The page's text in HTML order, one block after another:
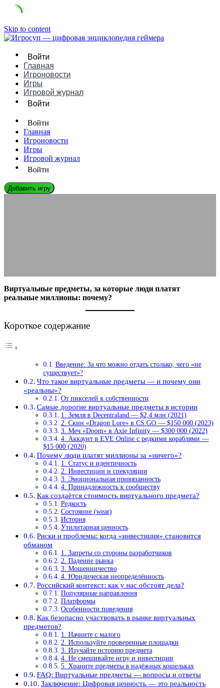
Skip to content
Войти
Главная
Игроновости
Игры
Игровой журнал
Войти
Войти
Главная
Игроновости
Игры
Игровой журнал
Войти
Добавить игру
Виртуальные предметы, за которые люди платят
реальные миллионы: почему?
Короткое содержание
Введение: За что можно отдать столько, чего «не
существует»?
Что такое виртуальные предметы — и почему они
«реальны»?
От пикселей к собственности
Самые дорогие виртуальные предметы в истории
1. Земля в Decentraland — $2,4 млн (2021)
2. Скин «Dragon Lore» в CS:GO — $150 000 (2023)
3. Меч «Doom» в Axie Infinity — $300 000 (2022)
4. Аккаунт в EVE Online с редкими кораблями —
$15 000 (2020)
Почему люди платят миллионы за «ничего»?
1. Статус и идентичность
2. Инвестиции и спекуляции
3. Эмоциональная привязанность
4. Принадлежность к сообществу
Как создаётся стоимость виртуального предмета?
Редкость
Состояние (wear)
История
Утилитарная ценность
Риски и проблемы: когда «инвестиция» становится
обманом
1. Запреты со стороны разработчиков
2. Падение рынка
3. Мошенничество
4. Юридическая неопределённость
Российский контекст: как у нас обстоят дела?
Популярные направления
Платформы
Особенности поведения
Как безопасно участвовать в рынке виртуальных
предметов?
1. Начните с малого
2. Используйте проверенные площадки
3. Изучайте историю предмета
4. Не смешивайте игру и инвестиции
5. Храните предметы в надёжных кошельках
FAQ: Виртуальные предметы — вопросы и ответы
Заключение: Цифровая ценность — это реальность